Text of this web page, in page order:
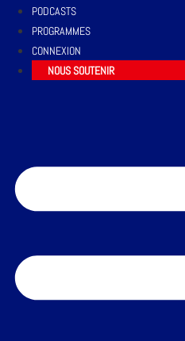
PODCASTS
PROGRAMMES
CONNEXION
NOUS SOUTENIR